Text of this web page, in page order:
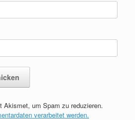
Akismet, um Spam zu reduzieren.
verarbeitet werden.